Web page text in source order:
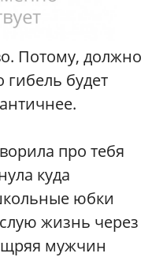
Потому, должно
гибель будет
про тебя
куда
юбки
жизнь через
мужчин